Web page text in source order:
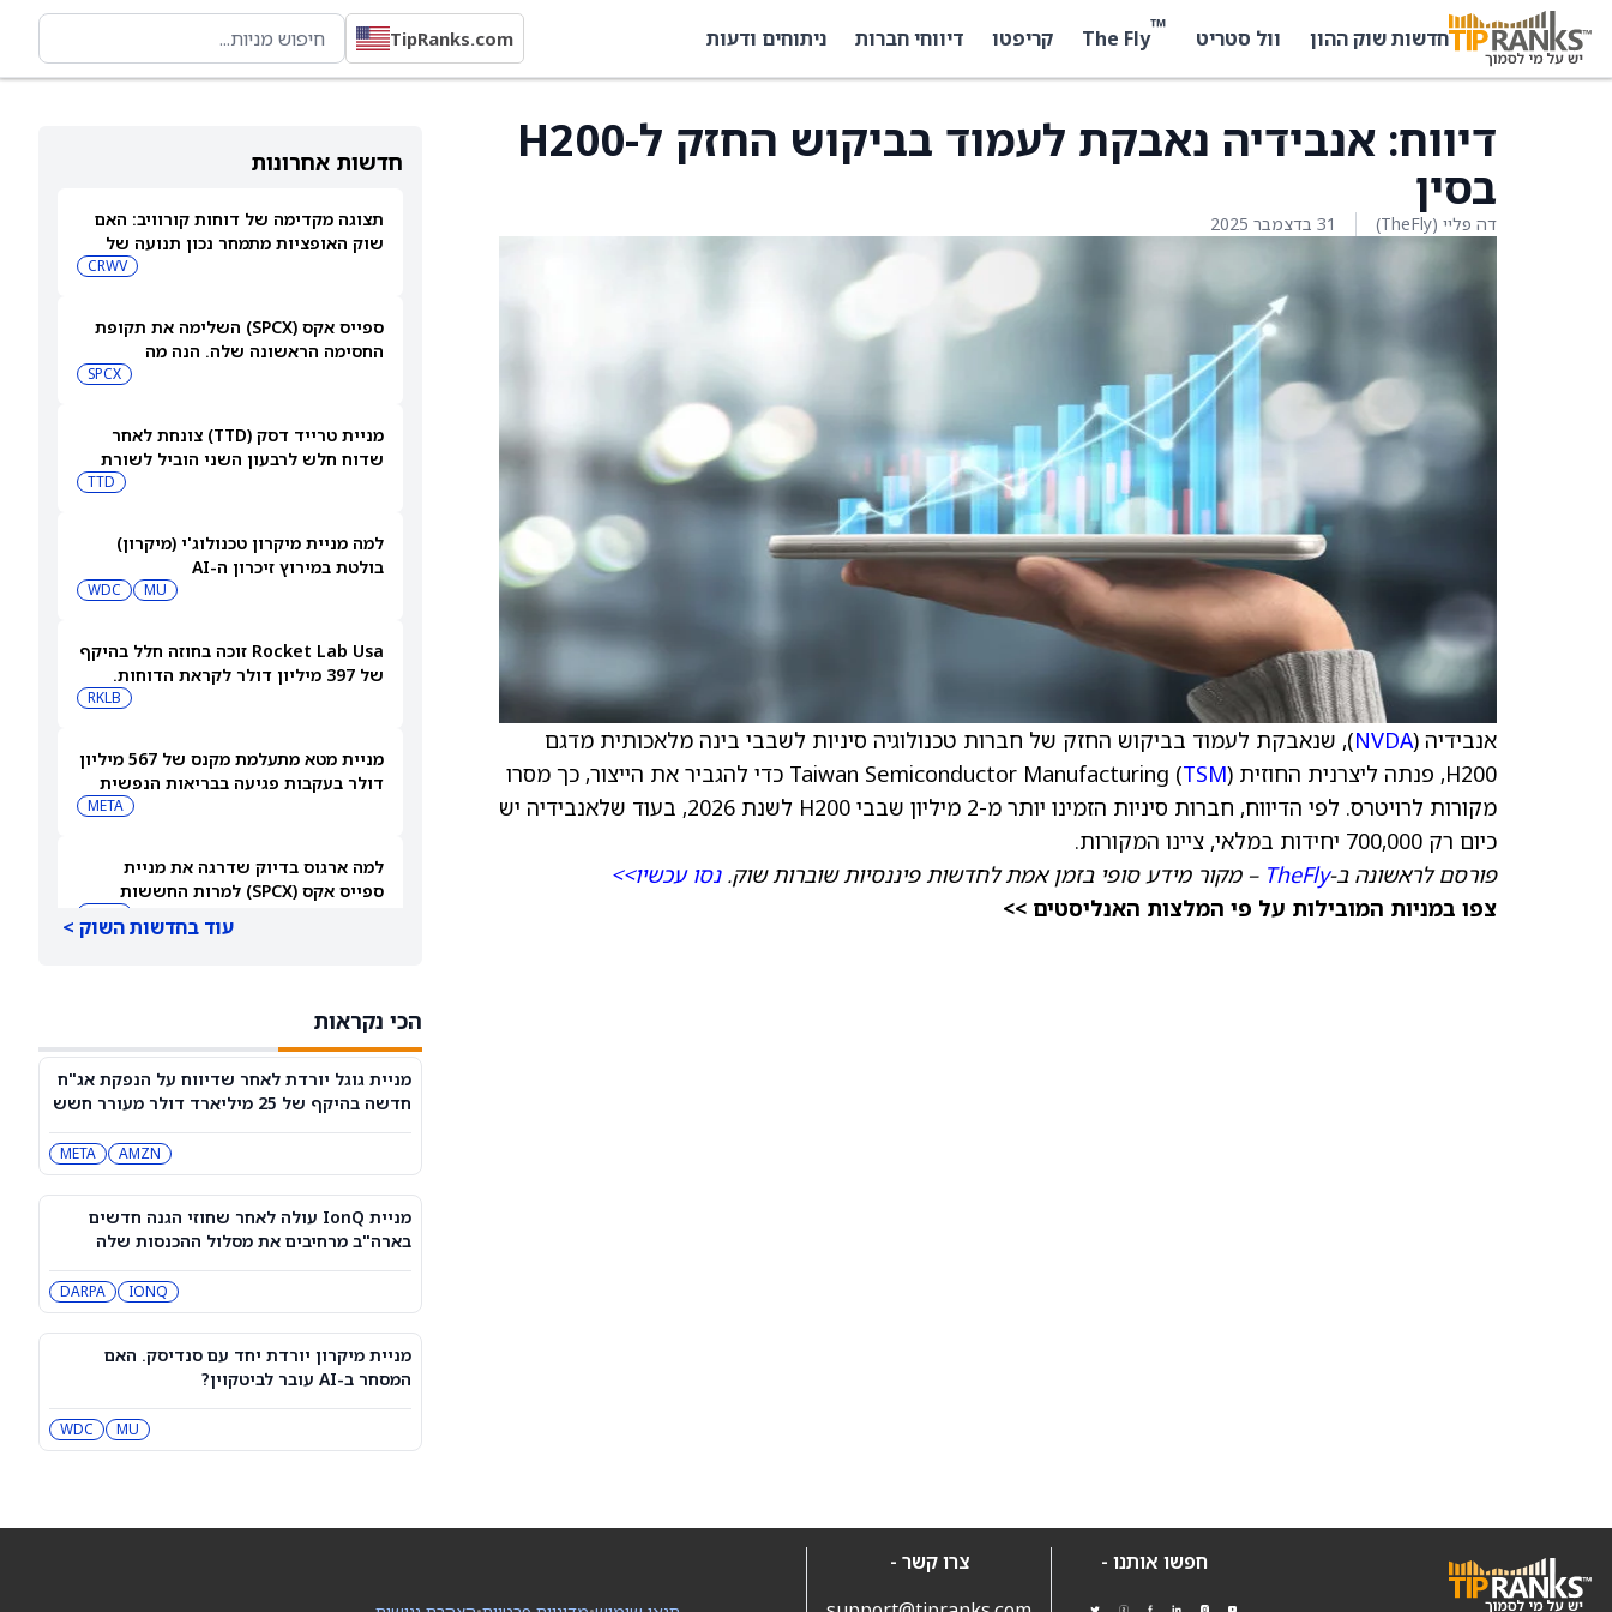
חדשות שוק ההון וול סטריט ™
The Fly קריפטו דיווחי חברות ניתוחים ודעות TipRanks.com
חדשות אחרונות
תצוגה מקדימה של דוחות קורוויב: האם
שוק האופציות מתמחר נכון תנועה של
CRWV
ספייס אקס (SPCX) השלימה את תקופת
החסימה הראשונה שלה. הנה מה
שמשקיעים צריכים לעקוב אחריו כעתSPCX
מניית טרייד דסק (TTD) צונחת לאחר
שדוח חלש לרבעון השני הוביל לשורת
TTD
למה מניית מיקרון טכנולוג'י (מיקרון)
בולטת במירוץ זיכרון ה-AI
MU
WDC
Rocket Lab Usa זוכה בחוזה חלל בהיקף
של 397 מיליון דולר לקראת הדוחות.
האם מכירות גדולות יספיקו כדי להגיעRKLB
מניית מטא מתעלמת מקנס של 567 מיליון
דולר בעקבות פגיעה בבריאות הנפשית
META
למה ארגוס בדיוק שדרגה את מניית
ספייס אקס (SPCX) למרות החששות
מחסנים חדשים
מייקל ברי מהמר נגד אורקל ו-Nebius.
הנה למה הוא שלילי
MU
NBIS
מניית סוויטגרין (SG) צונחת כשמשקיעים
נוטשים את הירוקים שלהם בעקבות
התפרצות מחלת מזון
SG
נעילה ירוקה בת”א: טאואר זינקה 9%,
תנודתיות באופציות ותנועות הרווחים
UA
CGC
עוד בחדשות השוק >
הכי נקראות
מניית גוגל יורדת לאחר שדיווח על הנפקת אג"ח
חדשה בהיקף של 25 מיליארד דולר מעורר חשש
מגל הלוואות
AMZN
META
מניית IonQ עולה לאחר שחוזי הגנה חדשים
בארה"ב מרחיבים את מסלול ההכנסות שלה
IONQ
DARPA
מניית מיקרון יורדת יחד עם סנדיסק. האם
המסחר ב-AI עובר לביטקוין?
MU
WDC
דיווח: אנבידיה נאבקת לעמוד בביקוש החזק ל-H200
בסין
דה פליי (TheFly) 31 בדצמבר 2025
אנבידיה (NVDA), שנאבקת לעמוד בביקוש החזק של חברות טכנולוגיה סיניות לשבבי בינה מלאכותית מדגם
H200, פנתה ליצרנית החוזית Taiwan Semiconductor Manufacturing (
TSM
) כדי להגביר את הייצור, כך מסרו
מקורות לרויטרס. לפי הדיווח, חברות סיניות הזמינו יותר מ-2 מיליון שבבי H200 לשנת 2026, בעוד שלאנבידיה יש
כיום רק 700,000 יחידות במלאי, ציינו המקורות.
פורסם לראשונה ב-TheFly – מקור מידע סופי בזמן אמת לחדשות פיננסיות שוברות שוק.נסו עכשיו>>
צפו במניות המובילות על פי המלצות האנליסטים >>
חפשו אותנו -
צרו קשר -